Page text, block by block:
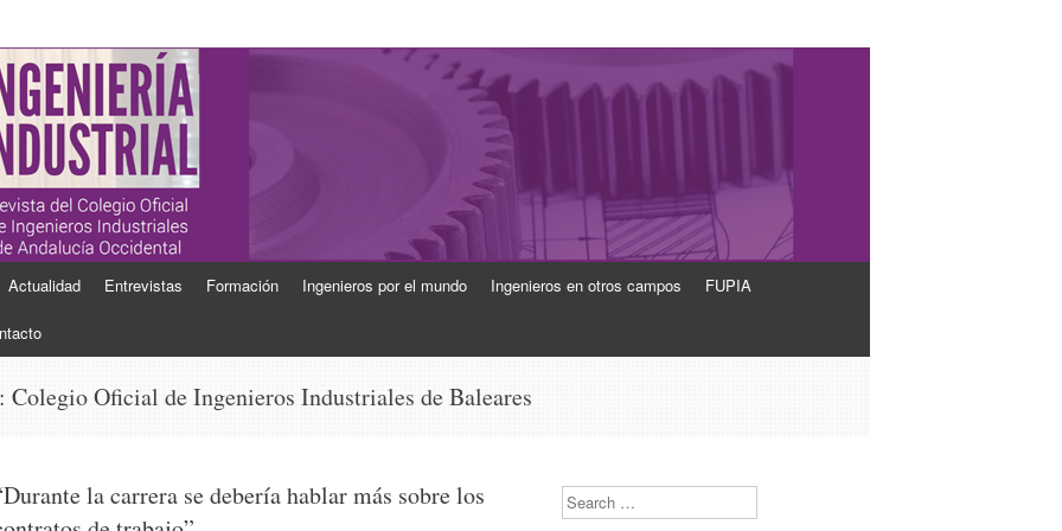
de Andalucía Occidental
Actualidad Entrevistas Formación Ingenieros por el mundo Ingenieros en otros campos FUPIA
Colegio Oficial de Ingenieros Industriales de Baleares
la carrera se debería hablar más sobre los
Search